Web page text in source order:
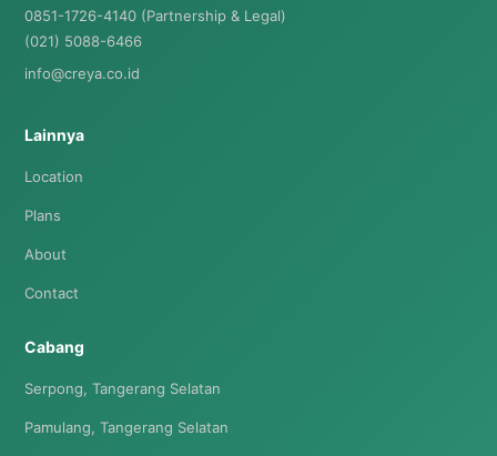
0851-1726-4140 (Partnership & Legal)
(021) 5088-6466
info@creya.co.id
Lainnya
Location
Plans
About
Contact
Cabang
Serpong, Tangerang Selatan
Pamulang, Tangerang Selatan